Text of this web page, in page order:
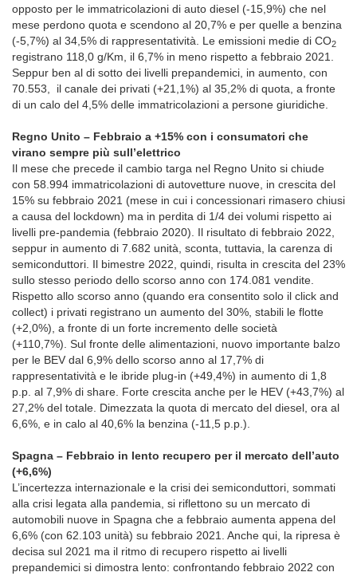
opposto per le immatricolazioni di auto diesel (-15,9%) che nel
mese perdono quota e scendono al 20,7% e per quelle a benzina
(-5,7%) al 34,5% di rappresentatività. Le emissioni medie di CO2
registrano 118,0 g/Km, il 6,7% in meno rispetto a febbraio 2021.
Seppur ben al di sotto dei livelli prepandemici, in aumento, con
70.553, il canale dei privati (+21,1%) al 35,2% di quota, a fronte
di un calo del 4,5% delle immatricolazioni a persone giuridiche.
Regno Unito – Febbraio a +15% con i consumatori che
virano sempre più sull’elettrico
Il mese che precede il cambio targa nel Regno Unito si chiude
con 58.994 immatricolazioni di autovetture nuove, in crescita del
15% su febbraio 2021 (mese in cui i concessionari rimasero chiusi
a causa del lockdown) ma in perdita di 1/4 dei volumi rispetto ai
livelli pre-pandemia (febbraio 2020). Il risultato di febbraio 2022,
seppur in aumento di 7.682 unità, sconta, tuttavia, la carenza di
semiconduttori. Il bimestre 2022, quindi, risulta in crescita del 23%
sullo stesso periodo dello scorso anno con 174.081 vendite.
Rispetto allo scorso anno (quando era consentito solo il click and
collect) i privati registrano un aumento del 30%, stabili le flotte
(+2,0%), a fronte di un forte incremento delle società
(+110,7%). Sul fronte delle alimentazioni, nuovo importante balzo
per le BEV dal 6,9% dello scorso anno al 17,7% di
rappresentatività e le ibride plug-in (+49,4%) in aumento di 1,8
p.p. al 7,9% di share. Forte crescita anche per le HEV (+43,7%) al
27,2% del totale. Dimezzata la quota di mercato del diesel, ora al
6,6%, e in calo al 40,6% la benzina (-11,5 p.p.).
Spagna – Febbraio in lento recupero per il mercato dell’auto
(+6,6%)
L’incertezza internazionale e la crisi dei semiconduttori, sommati
alla crisi legata alla pandemia, si riflettono su un mercato di
automobili nuove in Spagna che a febbraio aumenta appena del
6,6% (con 62.103 unità) su febbraio 2021. Anche qui, la ripresa è
decisa sul 2021 ma il ritmo di recupero rispetto ai livelli
prepandemici si dimostra lento: confrontando febbraio 2022 con